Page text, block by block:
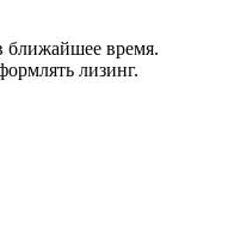
время.
лизинг.